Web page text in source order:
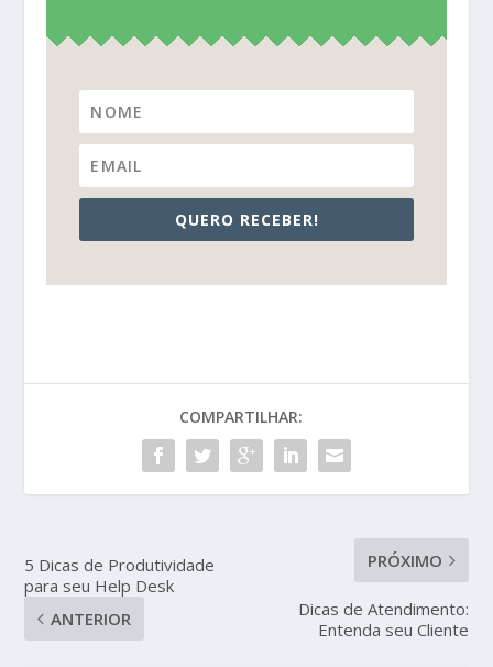
QUERO RECEBER!
COMPARTILHAR:
5 Dicas de Produtividade
para seu Help Desk
ANTERIOR
PRÓXIMO
Dicas de Atendimento:
Entenda seu Cliente